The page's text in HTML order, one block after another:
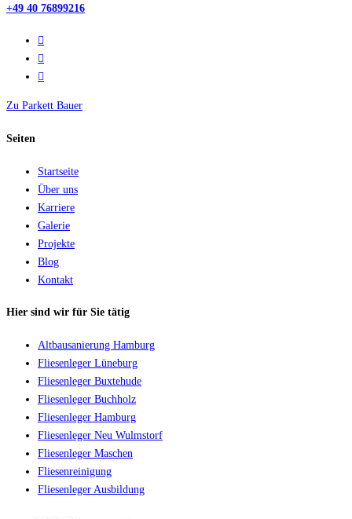
+49 40 76899216
Zu Parkett Bauer
Seiten
Startseite
Über uns
Karriere
Galerie
Projekte
Blog
Kontakt
Hier sind wir für Sie tätig
Altbausanierung Hamburg
Fliesenleger Lüneburg
Fliesenleger Buxtehude
Fliesenleger Buchholz
Fliesenleger Hamburg
Fliesenleger Neu Wulmstorf
Fliesenleger Maschen
Fliesenreinigung
Fliesenleger Ausbildung